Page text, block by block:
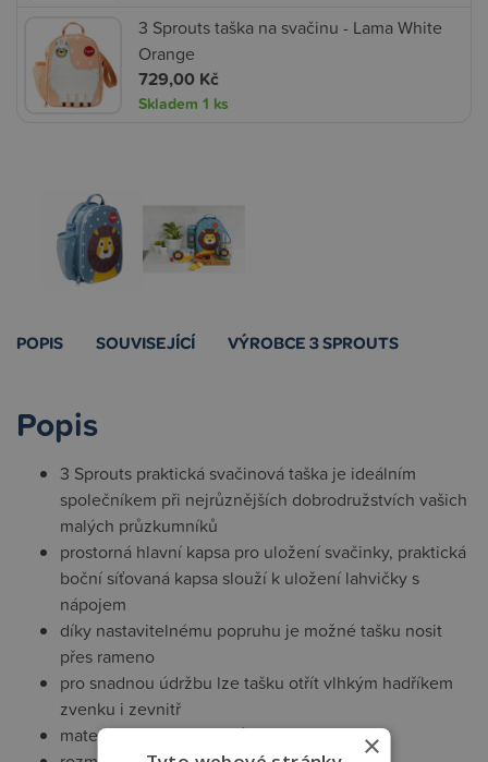
3 Sprouts taška na svačinu - Lama White
Orange
729,00 Kč
Skladem 1 ks
POPIS SOUVISEJÍCÍ VÝROBCE 3 SPROUTS
Popis
3 Sprouts praktická svačinová taška je ideálním
společníkem při nejrůznějších dobrodružstvích vašich
malých průzkumníků
prostorná hlavní kapsa pro uložení svačinky, praktická
boční síťovaná kapsa slouží k uložení lahvičky s
nápojem
díky nastavitelnému popruhu je možné tašku nosit
přes rameno
pro snadnou údržbu lze tašku otřít vlhkým hadříkem
zvenku i zevnitř
materiál polyester, PU kůže
×